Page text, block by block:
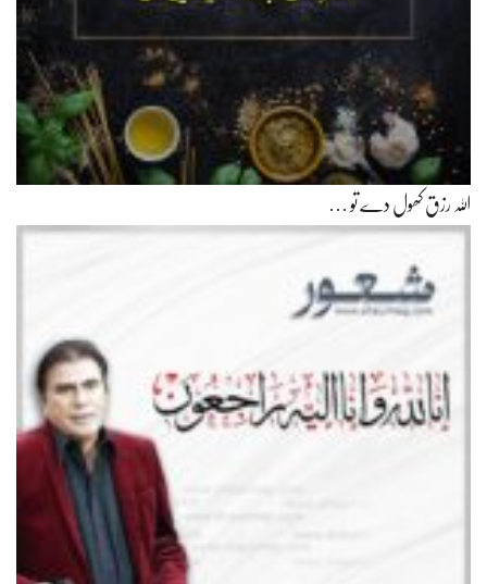
اللہ رزق کھول دے تو …